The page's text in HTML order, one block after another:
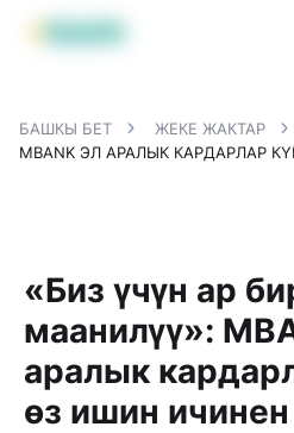
MBANK өнүмдөрү
БАШКЫ БЕТ ЖЕКЕ ЖАКТАР
«Биз үчүн ар
маанилүү»:
аралык
өз ишин ичинен